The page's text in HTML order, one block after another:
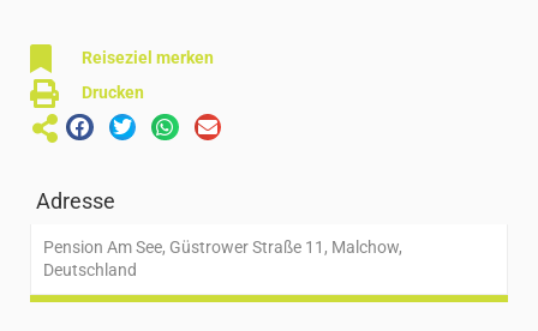
Reiseziel merken
Drucken
Adresse
Pension Am See, Güstrower Straße 11, Malchow,
Deutschland